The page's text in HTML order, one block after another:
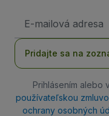
mailová
Pridajte sa na
Prihlásením alebo
používateľskou
ochrany osobných